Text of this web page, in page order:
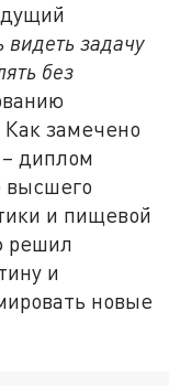
видеть задачу
без
замечено
диплом
высшего
и пищевой
решил
и
новые